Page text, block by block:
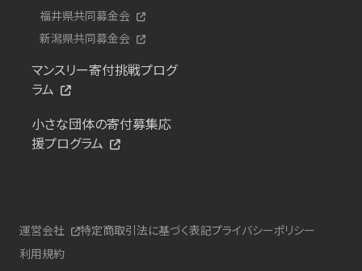
福井県共同募金会
新潟県共同募金会
マンスリー寄付挑戦プログ
ラム
小さな団体の寄付募集応
援プログラム
運営会社 特定商取引法に基づく表記プライバシーポリシー
利用規約